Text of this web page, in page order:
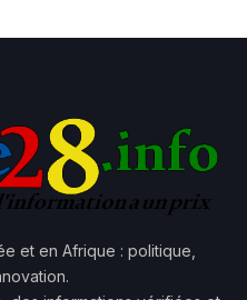
et en Afrique : politique,